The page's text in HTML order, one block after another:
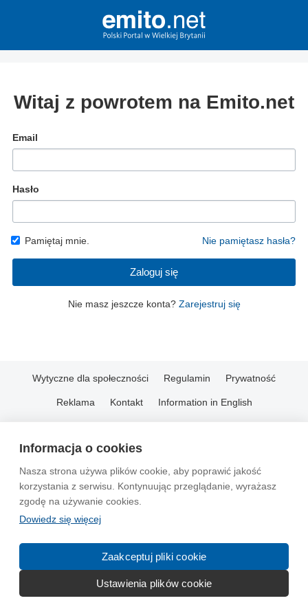
Informacja o cookies
Nasza strona używa plików cookie, aby poprawić jakość
korzystania z serwisu. Kontynuując przeglądanie, wyrażasz
zgodę na używanie cookies.
Dowiedz się więcej
Zaakceptuj pliki cookie
Ustawienia plików cookie
Witaj z powrotem na Emito.net
Email
Hasło
Pamiętaj mnie. Nie pamiętasz hasła?
Zaloguj się
Nie masz jeszcze konta? Zarejestruj się
Wytyczne dla społeczności Regulamin Prywatność
Reklama Kontakt Information in English